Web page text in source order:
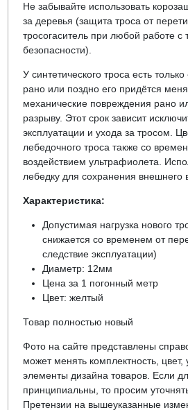
Не забывайте использовать
за деревья (защита троса от
тросогаситель при любой работе с
безопасности).
У синтетического троса есть
рано или поздно его придётся
механические повреждения рано
разрыву. Этот срок зависит
эксплуатации и ухода за тросом.
лебедочного троса также со
воздействием ультрафиолета.
лебедку для сохранения внешнего
Характеристика:
Допустимая нагрузка нового
снижается со временем от
следствие эксплуатации)
Диаметр: 12мм
Цена за 1 погонный метр
Цвет: желтый
Товар полностью новый
Фото на сайте представлены
может менять комплектность, цвет,
элементы дизайна товаров. Если
принципиальны, то просим
Претензии на вышеуказанные